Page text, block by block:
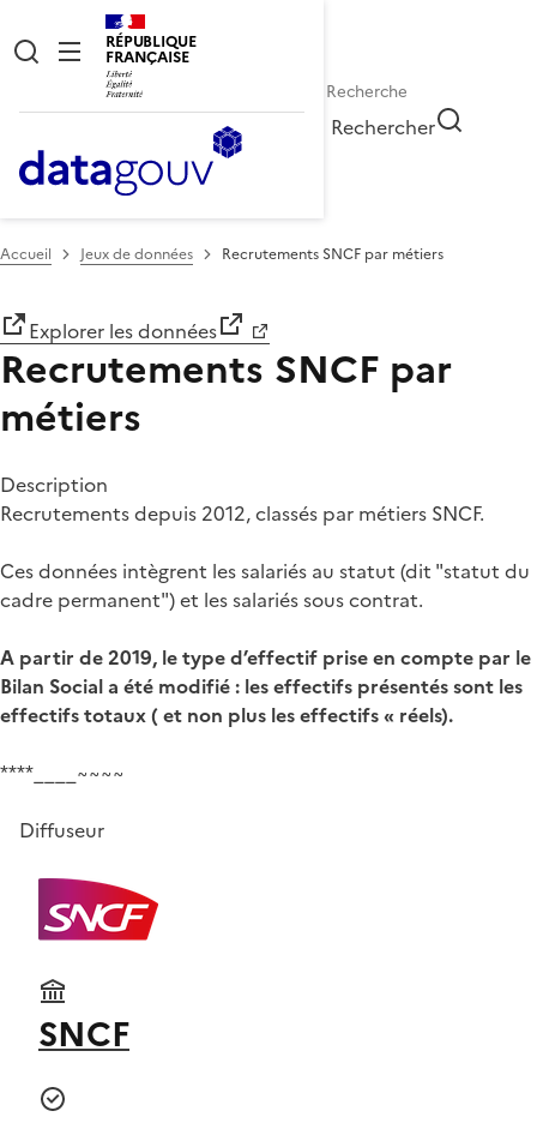
RÉPUBLIQUE
FRANÇAISE
Rechercher
Accueil Jeux de données Recrutements SNCF par métiers
Explorer les données
Recrutements SNCF par
métiers
Description
Recrutements depuis 2012, classés par métiers SNCF.
Ces données intègrent les salariés au statut (dit "statut du
cadre permanent") et les salariés sous contrat.
A partir de 2019, le type d’effectif prise en compte par le
Bilan Social a été modifié : les effectifs présentés sont les
effectifs totaux ( et non plus les effectifs « réels).
****____~~~~
Diffuseur
SNCF